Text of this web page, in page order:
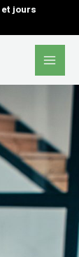
et jours
Main